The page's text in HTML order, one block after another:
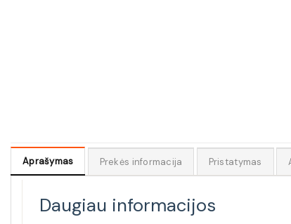
Aprašymas Prekės informacija Pristatymas
Daugiau informacijos